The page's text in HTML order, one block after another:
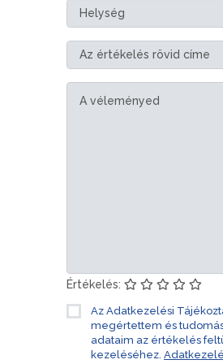
Értékelés:
Az Adatkezelési
megértettem és
adataim az értékelés
kezeléséhez.